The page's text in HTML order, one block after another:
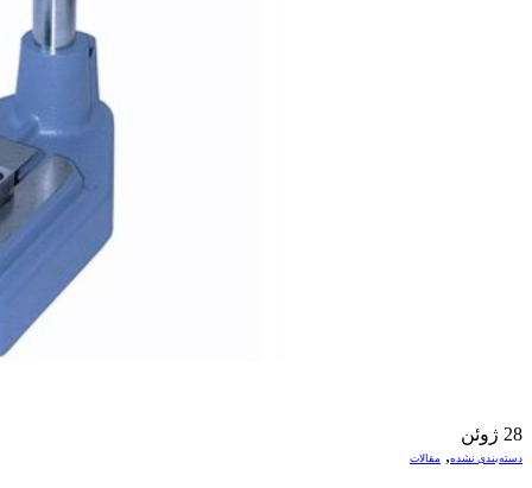
28 ژوئن
دسته‌بندی نشده, مقالات